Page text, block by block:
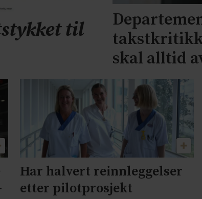
til
skal alltid
Har halvert reinnleggelser
etter pilotprosjekt